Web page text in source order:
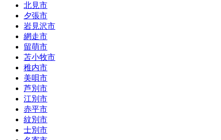
北見市
夕張市
岩見沢市
網走市
留萌市
苫小牧市
稚内市
美唄市
芦別市
江別市
赤平市
紋別市
士別市